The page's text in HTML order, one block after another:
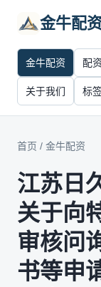
金牛配
金牛配资 配
关于我们 标
首页 / 金牛配资
江苏日
关于向
审核问
书等申